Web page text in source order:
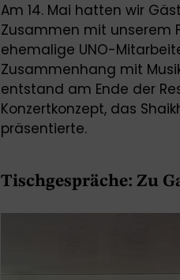
Am 14. Mai hatten wir
Zusammen mit unserem
ehemalige UNO-
Zusammenhang mit
entstand am Ende der
Konzertkonzept, das
präsentierte.
Tischgespräche: Zu